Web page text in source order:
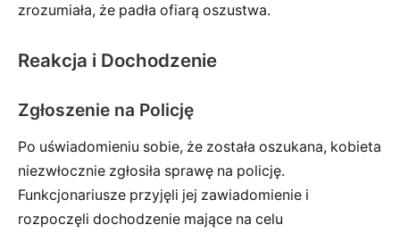
zrozumiała, że padła ofiarą oszustwa.
Reakcja i Dochodzenie
Zgłoszenie na Policję
Po uświadomieniu sobie, że została oszukana, kobieta
niezwłocznie zgłosiła sprawę na policję.
Funkcjonariusze przyjęli jej zawiadomienie i
rozpoczęli dochodzenie mające na celu